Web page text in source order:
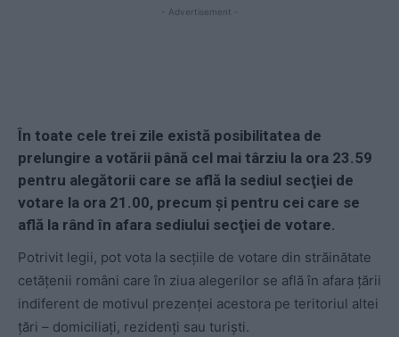
- Advertisement -
În toate cele trei zile există posibilitatea de
prelungire a votării până cel mai târziu la ora 23.59
pentru alegătorii care se află la sediul secţiei de
votare la ora 21.00, precum şi pentru cei care se
află la rând în afara sediului secţiei de votare.
Potrivit legii, pot vota la secţiile de votare din străinătate
cetăţenii români care în ziua alegerilor se află în afara ţării
indiferent de motivul prezenţei acestora pe teritoriul altei
ţări – domiciliaţi, rezidenţi sau turişti.